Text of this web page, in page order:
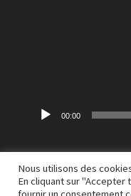
00:00
Copyright © 2026A
Nous utilisons des
En cliquant sur